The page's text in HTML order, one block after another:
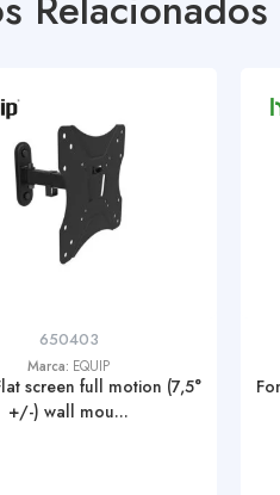
650403
Marca: EQUIP
screen full motion (7,5°
+/-) wall mou...